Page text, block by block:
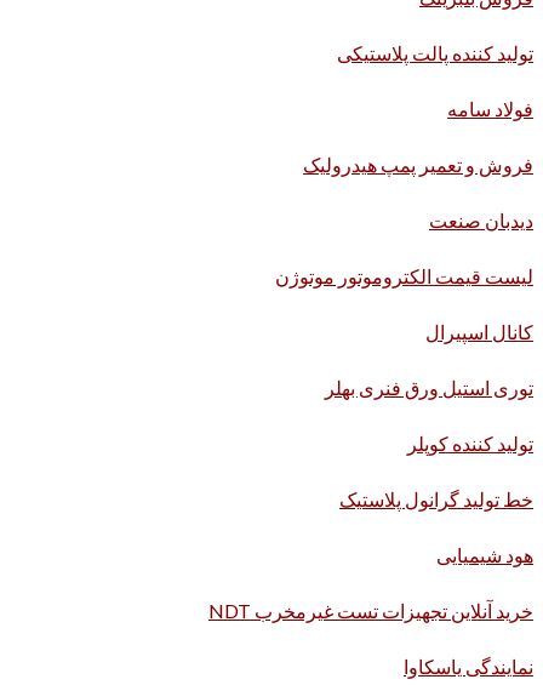
تولید کننده پالت پلاستیکی
فولاد سامه
فروش و تعمیر پمپ هیدرولیک
دیدبان صنعت
لیست قیمت الکتروموتور موتوژن
کانال اسپیرال
توری استیل ورق فنری بهلر
تولید کننده کوپلر
خط تولید گرانول پلاستیک
هود شیمیایی
خرید آنلاین تجهیزات تست غیرمخرب NDT
نمایندگی یاسکاوا